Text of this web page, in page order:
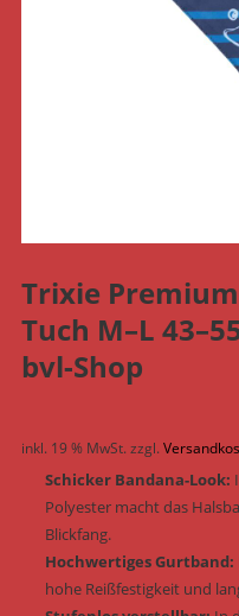
Trixie
Tuch M–L
bvl-Shop
inkl. 19 % MwSt. zzgl.
Schicker Bandana-Look:
Polyester macht das
Blickfang.
Hochwertiges Gurtband:
hohe Reißfestigkeit und